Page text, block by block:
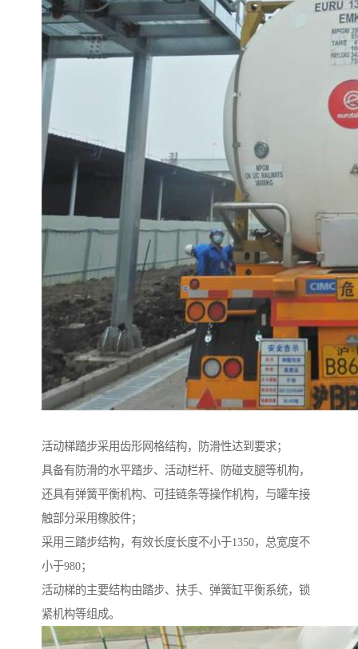
活动梯踏步采用齿形网格结构，防滑性达到要求；
具备有防滑的水平踏步、活动栏杆、防碰支腿等机构，
还具有弹簧平衡机构、可挂链条等操作机构，与罐车接
触部分采用橡胶件；
采用三踏步结构，有效长度长度不小于1350，总宽度不
小于980；
活动梯的主要结构由踏步、扶手、弹簧缸平衡系统，锁
紧机构等组成。